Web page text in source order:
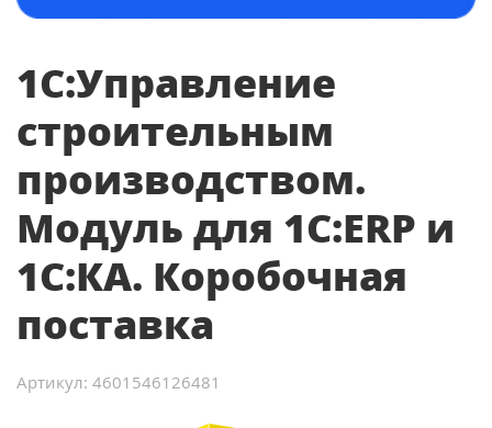
1С:Управление
строительным
производством.
Модуль для 1С:ERP и
1С:КА. Коробочная
поставка
Артикул: 4601546126481